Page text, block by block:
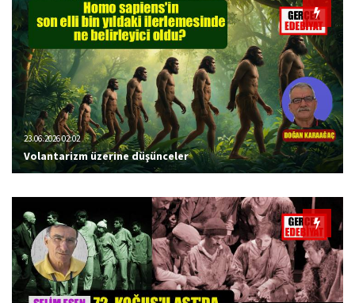
23.06.2026 02:02
Volantarizm üzerine düşünceler